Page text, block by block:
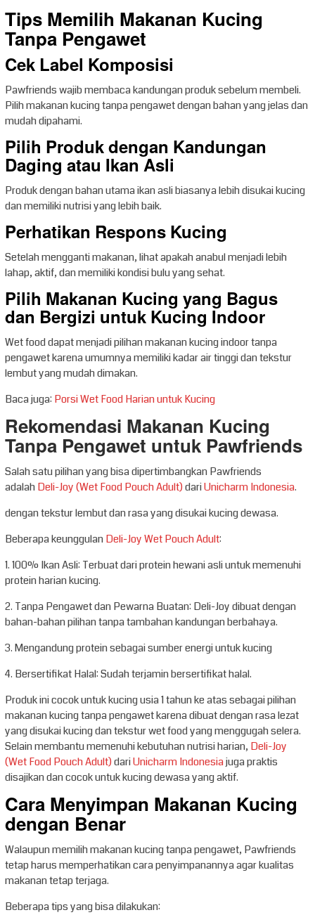
Tips Memilih Makanan Kucing
Tanpa Pengawet
Cek Label Komposisi
Pawfriends wajib membaca kandungan produk sebelum membeli.
Pilih makanan kucing tanpa pengawet dengan bahan yang jelas dan
mudah dipahami.
Pilih Produk dengan Kandungan
Daging atau Ikan Asli
Produk dengan bahan utama ikan asli biasanya lebih disukai kucing
dan memiliki nutrisi yang lebih baik.
Perhatikan Respons Kucing
Setelah mengganti makanan, lihat apakah anabul menjadi lebih
lahap, aktif, dan memiliki kondisi bulu yang sehat.
Pilih Makanan Kucing yang Bagus
dan Bergizi untuk Kucing Indoor
Wet food dapat menjadi pilihan makanan kucing indoor tanpa
pengawet karena umumnya memiliki kadar air tinggi dan tekstur
lembut yang mudah dimakan.
Baca juga: Porsi Wet Food Harian untuk Kucing
Rekomendasi Makanan Kucing
Tanpa Pengawet untuk Pawfriends
Salah satu pilihan yang bisa dipertimbangkan Pawfriends
adalahDeli-Joy (Wet Food Pouch Adult)dariUnicharm Indonesia.
dengan tekstur lembut dan rasa yang disukai kucing dewasa.
Beberapa keunggulanDeli-Joy Wet Pouch Adult:
1. 100% Ikan Asli: Terbuat dari protein hewani asli untuk memenuhi
protein harian kucing.
2. Tanpa Pengawet dan Pewarna Buatan: Deli-Joy dibuat dengan
bahan-bahan pilihan tanpa tambahan kandungan berbahaya.
3. Mengandung protein sebagai sumber energi untuk kucing
4. Bersertifikat Halal: Sudah terjamin bersertifikat halal.
Produk ini cocok untuk kucing usia 1 tahun ke atas sebagai pilihan
makanan kucing tanpa pengawet karena dibuat dengan rasa lezat
yang disukai kucing dan tekstur wet food yang menggugah selera.
Selain membantu memenuhi kebutuhan nutrisi harian, Deli-Joy
(Wet Food Pouch Adult)dariUnicharm Indonesiajuga praktis
disajikan dan cocok untuk kucing dewasa yang aktif.
Cara Menyimpan Makanan Kucing
dengan Benar
Walaupun memilih makanan kucing tanpa pengawet, Pawfriends
tetap harus memperhatikan cara penyimpanannya agar kualitas
makanan tetap terjaga.
Beberapa tips yang bisa dilakukan: